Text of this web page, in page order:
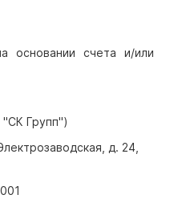
основании счета и/или
Групп")
д. 24,